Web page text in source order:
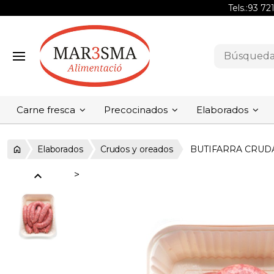
Tels.:93
Carne fresca Precocinados Elaborados
Elaborados Crudos y oreados BUTIFARRA
expand_less >